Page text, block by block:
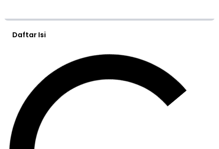
Daftar Isi